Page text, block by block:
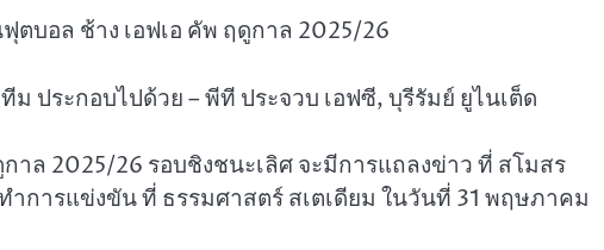
บอล ช้าง เอฟเอ คัพ ฤดูกาล 2025/26
ประกอบไปด้วย – พีที ประจวบ เอฟซี, บุรีรัมย์ ยูไนเต็ด
าล 2025/26 รอบชิงชนะเลิศ จะมีการแถลงข่าว ที่ สโมสร
การแข่งขัน ที่ ธรรมศาสตร์ สเตเดียม ในวันที่ 31 พฤษภาคม